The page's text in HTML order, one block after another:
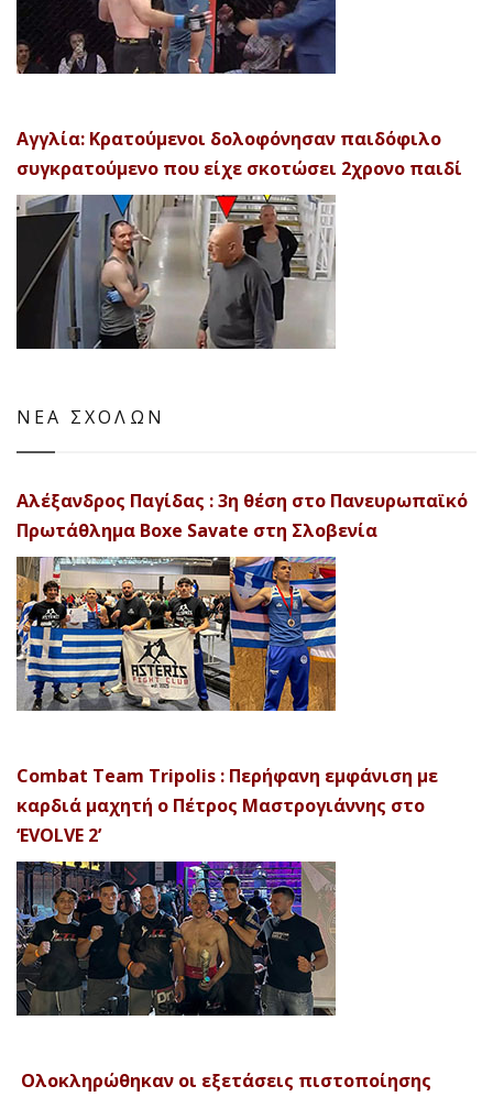
Αγγλία: Κρατούμενοι δολοφόνησαν παιδόφιλο
συγκρατούμενο που είχε σκοτώσει 2χρονο παιδί
ΝΕΑ ΣΧΟΛΩΝ
Αλέξανδρος Παγίδας : 3η θέση στο Πανευρωπαϊκό
Πρωτάθλημα Boxe Savate στη Σλοβενία
Combat Team Tripolis : Περήφανη εμφάνιση με
καρδιά μαχητή ο Πέτρος Μαστρογιάννης στο
‘EVOLVE 2’
Ολοκληρώθηκαν οι εξετάσεις πιστοποίησης